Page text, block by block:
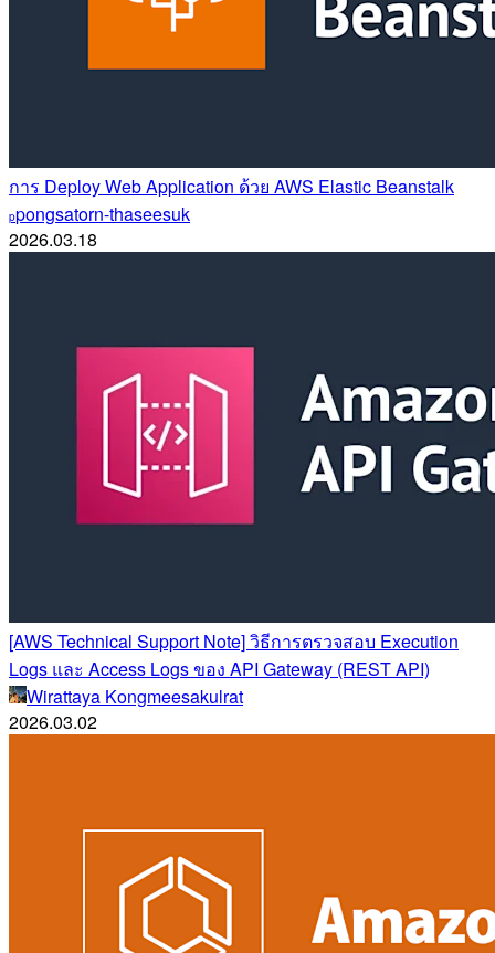
การ Deploy Web Application ด้วย AWS Elastic Beanstalk
ppongsatorn-thaseesuk
2026.03.18
[AWS Technical Support Note] วิธีการตรวจสอบ Execution
Logs และ Access Logs ของ API Gateway (REST API)
Wirattaya Kongmeesakulrat
2026.03.02